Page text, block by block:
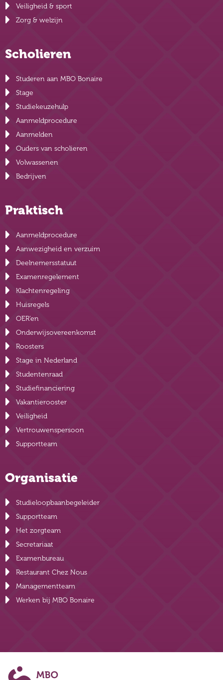
Veiligheid & sport
Zorg & welzijn
Scholieren
Studeren aan MBO Bonaire
Stage
Studiekeuzehulp
Aanmeldprocedure
Aanmelden
Ouders van scholieren
Volwassenen
Bedrijven
Praktisch
Aanmeldprocedure
Aanwezigheid en verzuim
Deelnemersstatuut
Examenregelement
Klachtenregeling
Huisregels
OER’en
Onderwijsovereenkomst
Roosters
Stage in Nederland
Studentenraad
Studiefinanciering
Vakantierooster
Veiligheid
Vertrouwenspersoon
Supportteam
Organisatie
Studieloopbaanbegeleider
Supportteam
Het zorgteam
Secretariaat
Examenbureau
Restaurant Chez Nous
Managementteam
Werken bij MBO Bonaire